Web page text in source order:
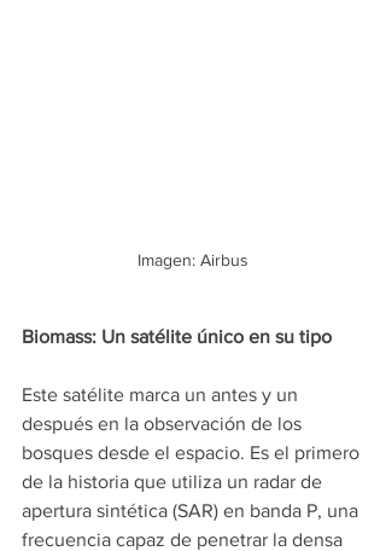
Imagen: Airbus
Biomass: Un satélite único en su tipo
Este satélite marca un antes y un
después en la observación de los
bosques desde el espacio. Es el primero
de la historia que utiliza un radar de
apertura sintética (SAR) en banda P, una
frecuencia capaz de penetrar la densa